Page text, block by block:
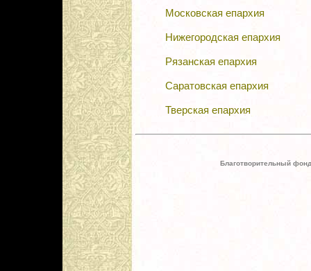
Московская епархия
Нижегородская епархия
Рязанская епархия
Саратовская епархия
Тверская епархия
Благотворительный